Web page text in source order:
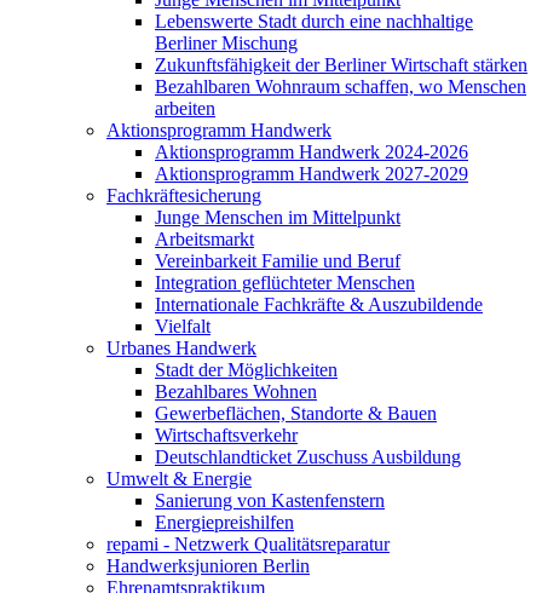
Lebenswerte Stadt durch eine nachhaltige
Berliner Mischung
Zukunftsfähigkeit der Berliner Wirtschaft stärken
Bezahlbaren Wohnraum schaffen, wo Menschen
arbeiten
Aktionsprogramm Handwerk
Aktionsprogramm Handwerk 2024-2026
Aktionsprogramm Handwerk 2027-2029
Fachkräftesicherung
Junge Menschen im Mittelpunkt
Arbeitsmarkt
Vereinbarkeit Familie und Beruf
Integration geflüchteter Menschen
Internationale Fachkräfte & Auszubildende
Vielfalt
Urbanes Handwerk
Stadt der Möglichkeiten
Bezahlbares Wohnen
Gewerbeflächen, Standorte & Bauen
Wirtschaftsverkehr
Deutschlandticket Zuschuss Ausbildung
Umwelt & Energie
Sanierung von Kastenfenstern
Energiepreishilfen
repami - Netzwerk Qualitätsreparatur
Handwerksjunioren Berlin
Ehrenamtspraktikum